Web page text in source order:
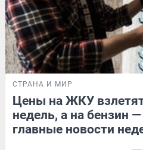
СТРАНА И МИР
Цены на ЖКУ
недель, а на бензин
главные новости